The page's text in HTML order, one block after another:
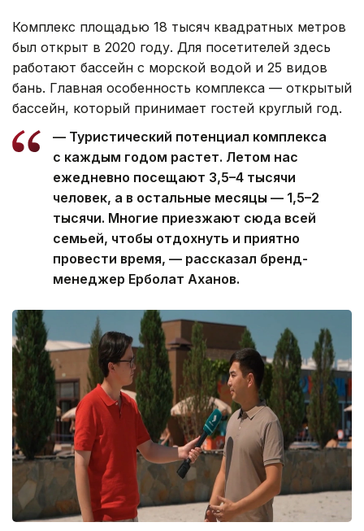
Комплекс площадью 18 тысяч квадратных метров
был открыт в 2020 году. Для посетителей здесь
работают бассейн с морской водой и 25 видов
бань. Главная особенность комплекса — открытый
бассейн, который принимает гостей круглый год.
— Туристический потенциал комплекса
с каждым годом растет. Летом нас
ежедневно посещают 3,5–4 тысячи
человек, а в остальные месяцы — 1,5–2
тысячи. Многие приезжают сюда всей
семьей, чтобы отдохнуть и приятно
провести время, — рассказал бренд-
менеджер Ерболат Аханов.